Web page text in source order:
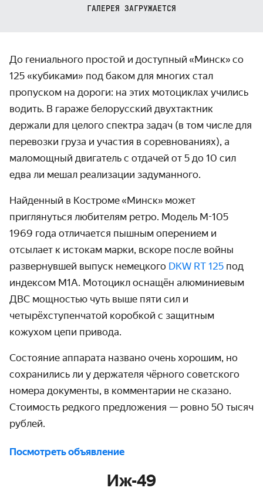
ГАЛЕРЕЯ ЗАГРУЖАЕТСЯ
До гениального простой и доступный «Минск» со
125 «кубиками» под баком для многих стал
пропуском на дороги: на этих мотоциклах учились
водить. В гараже белорусский двухтактник
держали для целого спектра задач (в том числе для
перевозки груза и участия в соревнованиях), а
маломощный двигатель с отдачей от 5 до 10 сил
едва ли мешал реализации задуманного.
Найденный в Костроме «Минск» может
приглянуться любителям ретро. Модель М-105
1969 года отличается пышным оперением и
отсылает к истокам марки, вскоре после войны
развернувшей выпуск немецкого DKW RT 125 под
индексом M1A. Мотоцикл оснащён алюминиевым
ДВС мощностью чуть выше пяти сил и
четырёхступенчатой коробкой с защитным
кожухом цепи привода.
Состояние аппарата названо очень хорошим, но
сохранились ли у держателя чёрного советского
номера документы, в комментарии не сказано.
Стоимость редкого предложения — ровно 50 тысяч
рублей.
Посмотреть объявление
Иж-49